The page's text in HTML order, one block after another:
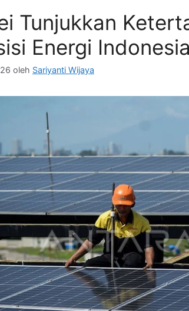
Tunjukkan
Energi
oleh Sariyanti Wijaya